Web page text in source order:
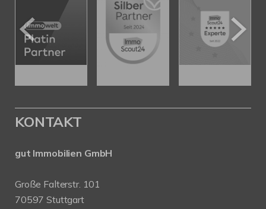
KONTAKT
gut Immobilien GmbH
Große Falterstr. 101
70597 Stuttgart